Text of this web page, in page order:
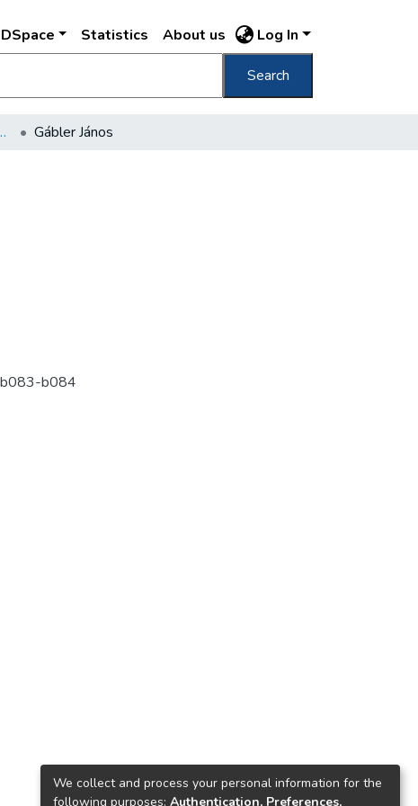
Statistics About us Log In
Search
3. rész Gábler János
b083-b084
We collect and process your personal information for the
following purposes: Authentication, Preferences,